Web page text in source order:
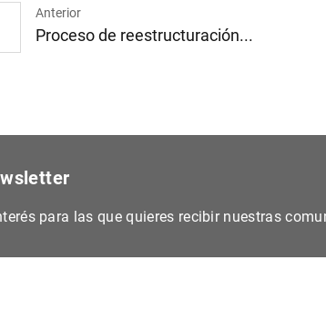
Anterior
Proceso de reestructuración...
para las que quieres recibir nuestras